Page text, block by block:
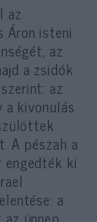
az
Áron isteni
az
a zsidók
az
kivonulás
A pészah a
engedték ki
a